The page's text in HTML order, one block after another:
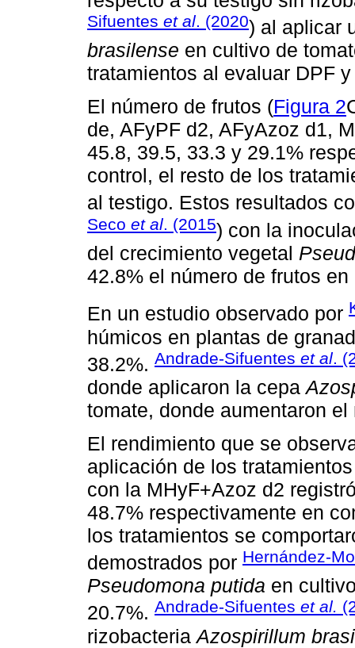
Sifuentes et al. (2020) al aplicar
brasilense en cultivo de
tratamientos al evaluar DPF y
El número de frutos (Figura 2
de, AFyPF d2, AFyAzoz d1,
45.8, 39.5, 33.3 y 29.1%
control, el resto de los
al testigo. Estos resultados
Seco et al. (2015) con la
del crecimiento vegetal
42.8% el número de frutos
En un estudio observado por
húmicos en plantas de
38.2%. Andrade-Sifuentes et al.
donde aplicaron la cepa
tomate, donde aumentaron
El rendimiento que se
aplicación de los
con la MHyF+Azoz d2
48.7% respectivamente en
los tratamientos se
demostrados por Hernández-
Pseudomona putida en
20.7%. Andrade-Sifuentes et al.
rizobacteriaAzospirillum